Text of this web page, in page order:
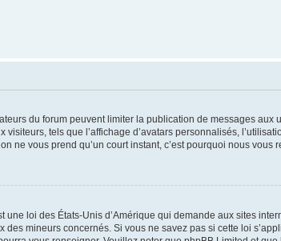
du forum peuvent limiter la publication de messages
tels que l’affichage d’avatars personnalisés,
ne vous prend qu’un court instant, c’est pourquoi nous vous
une loi des États-Unis d’Amérique qui demande aux sites
mineurs concernés. Si vous ne savez pas si cette loi